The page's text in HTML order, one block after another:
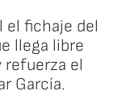
el fichaje del
llega libre
refuerza el
García.